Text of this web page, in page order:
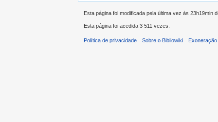
Esta página foi modificada pela última vez às 23h19min
Esta página foi acedida 3 511 vezes.
Política de privacidade Sobre o Bibliowiki